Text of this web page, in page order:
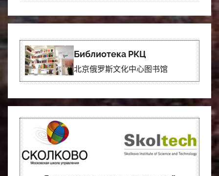
Библиотека РКЦ
北京俄罗斯文化中心图书馆